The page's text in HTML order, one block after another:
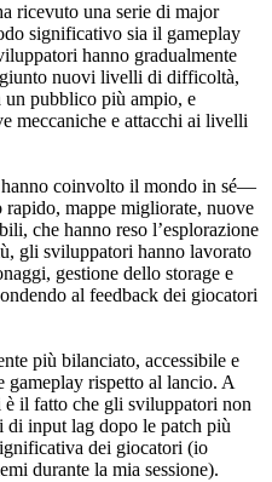
ricevuto una serie di major
significativo sia il gameplay
hanno gradualmente
nuovi livelli di difficoltà,
un pubblico più ampio, e
meccaniche e attacchi ai livelli
coinvolto il mondo in sé—
mappe migliorate, nuove
che hanno reso l’esplorazione
gli sviluppatori hanno lavorato
gestione dello storage e
al feedback dei giocatori
più bilanciato, accessibile e
gameplay rispetto al lancio. A
il fatto che gli sviluppatori non
di input lag dopo le patch più
dei giocatori (io
durante la mia sessione).